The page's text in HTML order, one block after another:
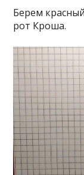
Берем
рот Кроша.